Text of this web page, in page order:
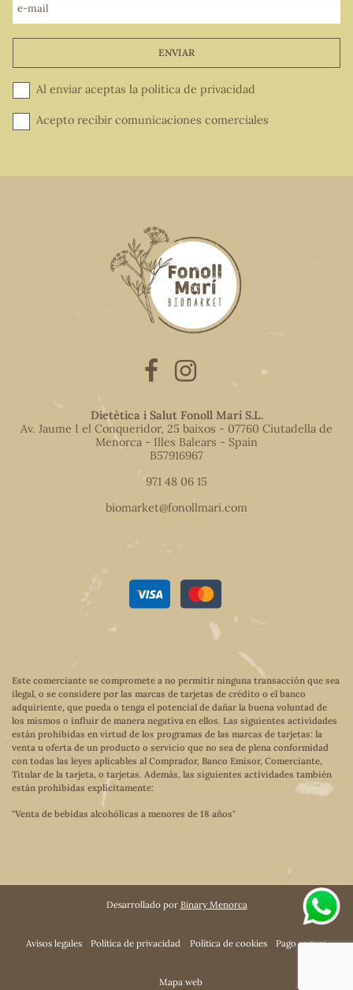
e-mail
ENVIAR
Al enviar aceptas la política de privacidad
Acepto recibir comunicaciones comerciales
Dietètica i Salut Fonoll Marí S.L.
Av. Jaume I el Conqueridor, 25 baixos - 07760 Ciutadella de
Menorca - Illes Balears - Spain
B57916967
971 48 06 15
biomarket@fonollmari.com
Este comerciante se compromete a no permitir ninguna transacción que sea
ilegal, o se considere por las marcas de tarjetas de crédito o el banco
adquiriente, que pueda o tenga el potencial de dañar la buena voluntad de
los mismos o influir de manera negativa en ellos. Las siguientes actividades
están prohibidas en virtud de los programas de las marcas de tarjetas: la
venta u oferta de un producto o servicio que no sea de plena conformidad
con todas las leyes aplicables al Comprador, Banco Emisor, Comerciante,
Titular de la tarjeta, o tarjetas. Además, las siguientes actividades también
están prohibidas explícitamente:
"Venta de bebidas alcohólicas a menores de 18 años"
Desarrollado por Binary Menorca
Avisos legales Política de privacidad Política de cookies Pago seguro
Mapa web